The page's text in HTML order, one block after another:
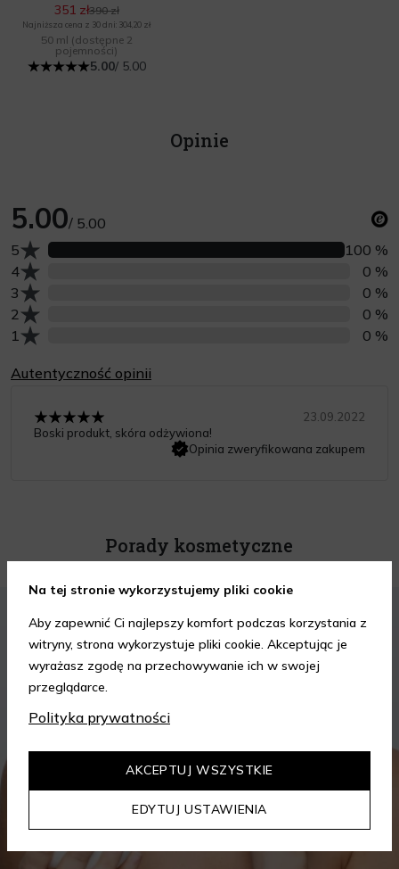
351 zł390 zł
Najniższa cena z 30 dni: 304,20 zł
50 ml (dostępne 2
pojemności)
5.00/ 5.00
Opinie
5.00/ 5.00
Liczba opinii z oceną
1 0 %
Liczba opinii z oceną
2 0 %
Liczba opinii z oceną
3 0 %
Liczba opinii z oceną
4 0 %
Liczba opinii z oceną
5 100 %
Autentyczność opinii
23.09.2022
Boski produkt, skóra odżywiona!
Opinia zweryfikowana zakupem
Porady kosmetyczne
Na tej stronie wykorzystujemy pliki cookie
Aby zapewnić Ci najlepszy komfort podczas korzystania z
witryny, strona wykorzystuje pliki cookie. Akceptując je
wyrażasz zgodę na przechowywanie ich w swojej
przeglądarce.
Polityka prywatności
EDYTUJ USTAWIENIA
AKCEPTUJ WSZYSTKIE